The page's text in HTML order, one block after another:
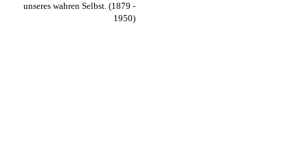
unseres wahren Selbst. (1879 -
1950)